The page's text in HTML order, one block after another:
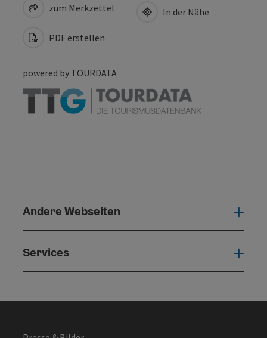
zum Merkzettel
PDF erstellen
In der Nähe
powered by TOURDATA
Andere Webseiten
Services